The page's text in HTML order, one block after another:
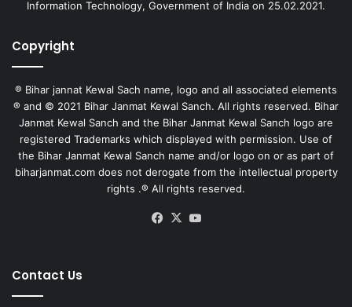
Information Technology, Government of India on 25.02.2021.
Copyright
® Bihar jannat Kewal Sach name, logo and all associated elements
® and © 2021 Bihar Janmat Kewal Sanch. All rights reserved. Bihar
Janmat Kewal Sanch and the Bihar Janmat Kewal Sanch logo are
registered Trademarks which displayed with permission. Use of
the Bihar Janmat Kewal Sanch name and/or logo on or as part of
biharjanmat.com does not derogate from the intellectual property
rights .® All rights reserved.
Facebook
X
Contact Us